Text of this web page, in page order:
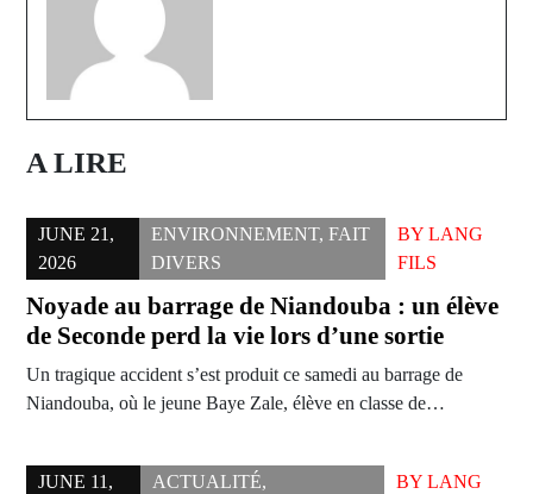
A LIRE
JUNE 21,
2026
ENVIRONNEMENT,FAIT
DIVERS
BY LANG
FILS
Noyade au barrage de Niandouba : un élève
de Seconde perd la vie lors d’une sortie
Un tragique accident s’est produit ce samedi au barrage de
Niandouba, où le jeune Baye Zale, élève en classe de…
JUNE 11,
ACTUALITÉ,
BY LANG